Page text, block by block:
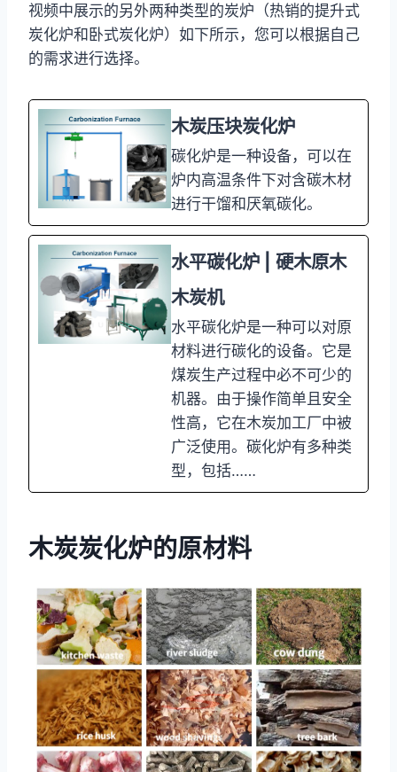
视频中展示的另外两种类型的炭炉（热销的提升式
炭化炉和卧式炭化炉）如下所示，您可以根据自己
的需求进行选择。
木炭压块炭化炉
碳化炉是一种设备，可以在
炉内高温条件下对含碳木材
进行干馏和厌氧碳化。
水平碳化炉 | 硬木原木
木炭机
水平碳化炉是一种可以对原
材料进行碳化的设备。它是
煤炭生产过程中必不可少的
机器。由于操作简单且安全
性高，它在木炭加工厂中被
广泛使用。碳化炉有多种类
型，包括……
木炭炭化炉的原材料